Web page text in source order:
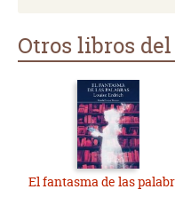
Otros libros
El fantasma de las